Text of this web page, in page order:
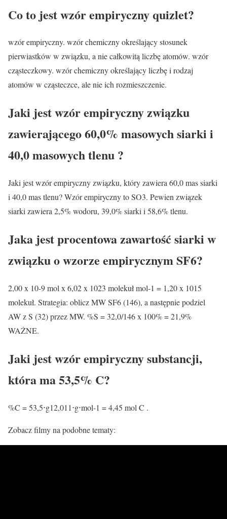
Co to jest wzór empiryczny quizlet?
wzór empiryczny. wzór chemiczny określający stosunek
pierwiastków w związku, a nie całkowitą liczbę atomów. wzór
cząsteczkowy. wzór chemiczny określający liczbę i rodzaj
atomów w cząsteczce, ale nie ich rozmieszczenie.
Jaki jest wzór empiryczny związku
zawierającego 60,0% masowych siarki i
40,0 masowych tlenu ?
Jaki jest wzór empiryczny związku, który zawiera 60,0 mas siarki
i 40,0 mas tlenu? Wzór empiryczny to SO3. Pewien związek
siarki zawiera 2,5% wodoru, 39,0% siarki i 58,6% tlenu.
Jaka jest procentowa zawartość siarki w
związku o wzorze empirycznym SF6?
2,00 x 10-9 mol x 6,02 x 1023 molekuł mol-1 = 1,20 x 1015
molekuł. Strategia: oblicz MW SF6 (146), a następnie podziel
AW z S (32) przez MW. %S = 32,0/146 x 100% = 21,9%
WAŻNE.
Jaki jest wzór empiryczny substancji,
która ma 53,5% C?
%C = 53,5⋅g12,011⋅g⋅mol-1 = 4,45 mol C .
Zobacz filmy na podobne tematy: